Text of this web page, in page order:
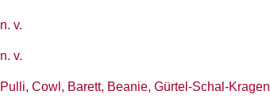
n. v.
n. v.
Pulli, Cowl, Barett, Beanie, Gürtel-Schal-